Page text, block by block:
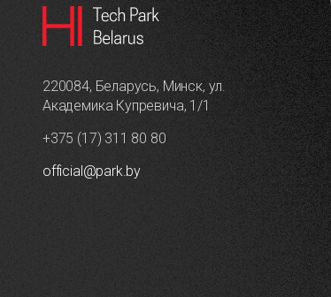
220084, Беларусь, Минск, ул.
Академика Купревича, 1/1
+375 (17) 311 80 80
official@park.by